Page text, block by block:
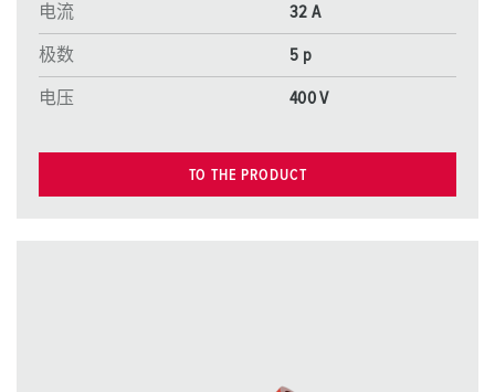
电流 32 A
极数 5 p
电压 400 V
TO THE PRODUCT